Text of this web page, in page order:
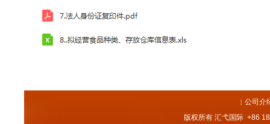
版权所有 汇弋国际 +86
| 公司介